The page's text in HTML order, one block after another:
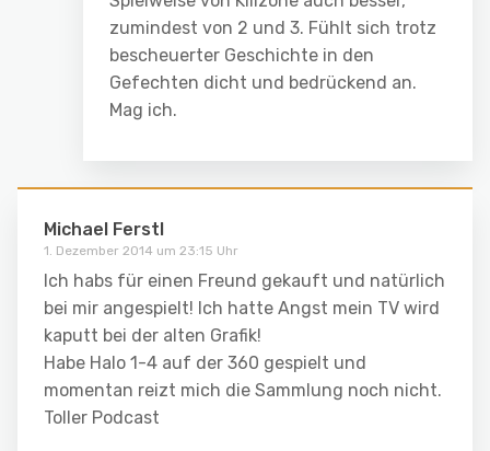
zumindest von 2 und 3. Fühlt sich trotz
bescheuerter Geschichte in den
Gefechten dicht und bedrückend an.
Mag ich.
Michael Ferstl
1. Dezember 2014 um 23:15 Uhr
Ich habs für einen Freund gekauft und natürlich
bei mir angespielt! Ich hatte Angst mein TV wird
kaputt bei der alten Grafik!
Habe Halo 1-4 auf der 360 gespielt und
momentan reizt mich die Sammlung noch nicht.
Toller Podcast